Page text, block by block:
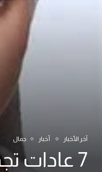
آخر الأخبار أخبار جمال
7 عادات تجميلية سامة تدمّر جمالك دون أن تشعري – توقفي عنها الآن!